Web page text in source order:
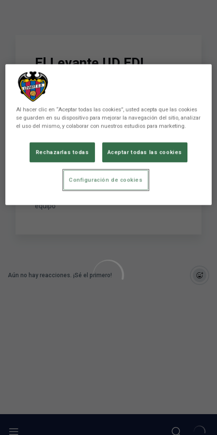
El Levante UD EDI
celebró el Día
Internacional de la
Discapacidad saltando
al Ciutat con el primer
equipo
El Levante UD EDI celebró el Día Internacional de
equipo
Aún no hay reacciones. ¡Sé el primero!
Al hacer clic en “Aceptar todas las cookies”, usted acepta que las cookies
se guarden en su dispositivo para mejorar la navegación del sitio, analizar
el uso del mismo, y colaborar con nuestros estudios para marketing.
Rechazarlas todas Aceptar todas las cookies
Configuración de cookies